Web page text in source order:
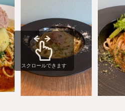
スクロールできます